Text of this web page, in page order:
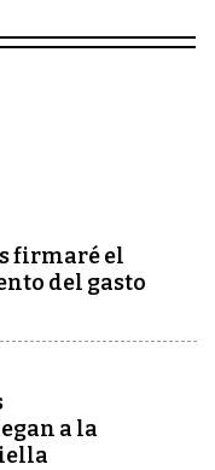
firmaré el
del gasto
a la